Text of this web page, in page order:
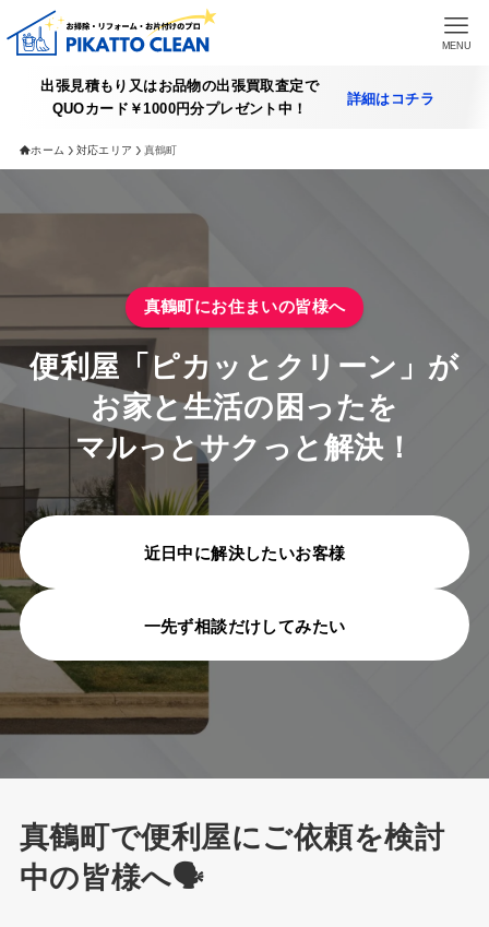
不用品買取アイテム一覧
買取実績
買取査定の詳細
施工実績
対応エリア
よくある質問
お問い合わせ
MENU
出張見積もり又はお品物の出張買取査定で
QUOカード￥1000円分プレゼント中！
詳細はコチラ
ホーム 対応エリア 真鶴町
真鶴町にお住まいの皆様へ
便利屋「ピカッとクリーン」が
お家と生活の困ったを
マルっとサクっと解決！
近日中に解決したいお客様
一先ず相談だけしてみたい
真鶴町で便利屋にご依頼を検討
中の皆様へ🗣️